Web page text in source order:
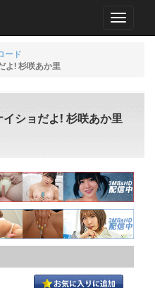
MENU
ード
よ! 杉咲あか里
ショだよ! 杉咲あか里